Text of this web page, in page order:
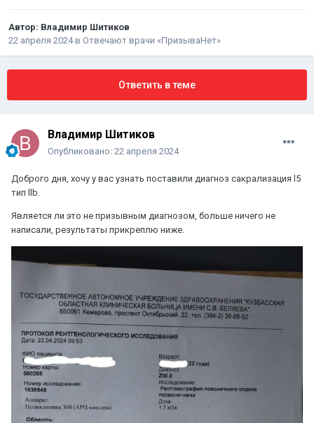
Автор: Владимир Шитиков
22 апреля 2024в Отвечают врачи «ПризываНет»
Ответить в теме
Владимир Шитиков
Опубликовано: 22 апреля 2024
Доброго дня, хочу у вас узнать поставили диагноз сакрализация l5
тип llb.
Является ли это не призывным диагнозом, больше ничего не
написали, результаты прикреплю ниже.